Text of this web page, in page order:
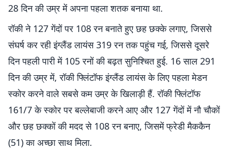
28 दिन की उम्र में अपना पहला शतक बनाया था.
रॉकी ने 127 गेंदों पर 108 रन बनाते हुए छह छक्के लगाए, जिससे
संघर्ष कर रही इंग्लैंड लायंस 319 रन तक पहुंच गई, जिससे दूसरे
दिन पहली पारी में 105 रनों की बढ़त सुनिश्चित हुई. 16 साल 291
दिन की उम्र में, रॉकी फ्लिंटॉफ इंग्लैंड लायंस के लिए पहला मेडन
स्कोर करने वाले सबसे कम उम्र के खिलाड़ी हैं. रॉकी फ्लिंटॉफ
161/7 के स्कोर पर बल्लेबाजी करने आए और 127 गेंदों में नौ चौकों
और छह छक्कों की मदद से 108 रन बनाए, जिसमें फ्रेडी मैककैन
(51) का अच्छा साथ मिला.